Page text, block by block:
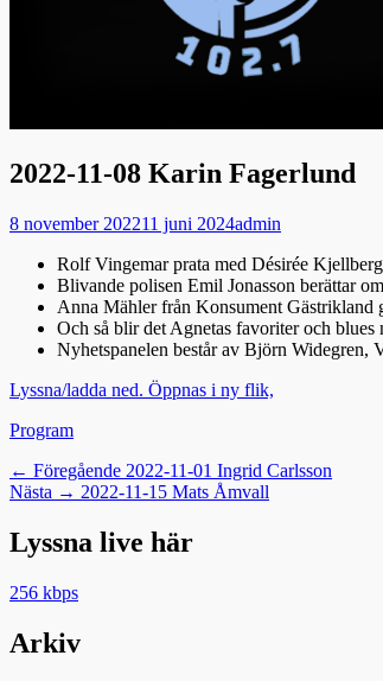
2022-11-08 Karin Fagerlund
Publicerad
8 november 202211 juni 2024Författare
admin
Rolf Vingemar prata med Désirée
Blivande polisen Emil Jonasson berättar
Anna Mähler från Konsument Gästrikland
Och så blir det Agnetas favoriter och blues
Nyhetspanelen består av Björn
Lyssna/ladda ned. Öppnas i ny flik,
Kategorier
Program
Inläggsnavigering
← Föregående Föregående
inlägg:
2022-11-01 Ingrid Carlsson
Nästa → Nästa
2022-11-15 Mats Åmvall
Lyssna live här
256 kbps
Arkiv